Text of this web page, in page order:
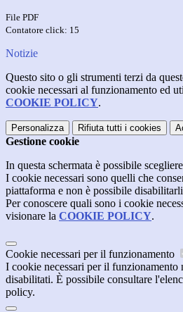
File PDF
Contatore click: 15
Notizie
Questo sito o gli strumenti terzi da
cookie necessari al funzionamento ed
COOKIE POLICY.
Personalizza Rifiuta tutti i cookies
Gestione cookie
In questa schermata è possibile
I cookie necessari sono quelli che
piattaforma e non è possibile
Per conoscere quali sono i cookie
visionare la COOKIE POLICY.
Cookie necessari per il funzionamento
I cookie necessari per il funzionamento
disabilitati. È possibile consultare
policy.